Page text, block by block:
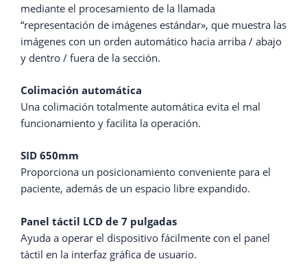
mediante el procesamiento de la llamada
“representación de imágenes estándar», que muestra las
imágenes con un orden automático hacia arriba / abajo
y dentro / fuera de la sección.
Colimación automática
Una colimación totalmente automática evita el mal
funcionamiento y facilita la operación.
SID 650mm
Proporciona un posicionamiento conveniente para el
paciente, además de un espacio libre expandido.
Panel táctil LCD de 7 pulgadas
Ayuda a operar el dispositivo fácilmente con el panel
táctil en la interfaz gráfica de usuario.